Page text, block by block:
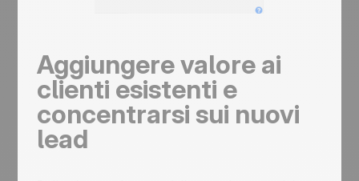
Aggiungere valore ai
clienti esistenti e
concentrarsi sui nuovi
lead